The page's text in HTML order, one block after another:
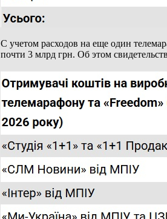
С учетом расходов на еще один
почти 3 млрд грн. Об этом